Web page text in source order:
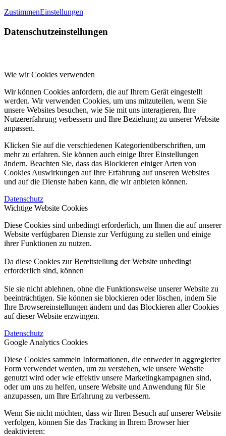
ZustimmenEinstellungen
Datenschutzeinstellungen
Wie wir Cookies verwenden
Wir können Cookies anfordern, die auf Ihrem Gerät eingestellt
werden. Wir verwenden Cookies, um uns mitzuteilen, wenn Sie
unsere Websites besuchen, wie Sie mit uns interagieren, Ihre
Nutzererfahrung verbessern und Ihre Beziehung zu unserer Website
anpassen.
Klicken Sie auf die verschiedenen Kategorienüberschriften, um
mehr zu erfahren. Sie können auch einige Ihrer Einstellungen
ändern. Beachten Sie, dass das Blockieren einiger Arten von
Cookies Auswirkungen auf Ihre Erfahrung auf unseren Websites
und auf die Dienste haben kann, die wir anbieten können.
Datenschutz
Wichtige Website Cookies
Diese Cookies sind unbedingt erforderlich, um Ihnen die auf unserer
Website verfügbaren Dienste zur Verfügung zu stellen und einige
ihrer Funktionen zu nutzen.
Da diese Cookies zur Bereitstellung der Website unbedingt
erforderlich sind, können
Sie sie nicht ablehnen, ohne die Funktionsweise unserer Website zu
beeinträchtigen. Sie können sie blockieren oder löschen, indem Sie
Ihre Browsereinstellungen ändern und das Blockieren aller Cookies
auf dieser Website erzwingen.
Datenschutz
Google Analytics Cookies
Diese Cookies sammeln Informationen, die entweder in aggregierter
Form verwendet werden, um zu verstehen, wie unsere Website
genutzt wird oder wie effektiv unsere Marketingkampagnen sind,
oder um uns zu helfen, unsere Website und Anwendung für Sie
anzupassen, um Ihre Erfahrung zu verbessern.
Wenn Sie nicht möchten, dass wir Ihren Besuch auf unserer Website
verfolgen, können Sie das Tracking in Ihrem Browser hier
deaktivieren: